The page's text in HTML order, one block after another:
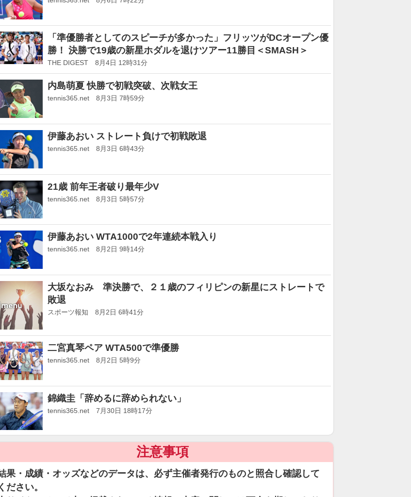
「準優勝者としてのスピーチが多かった」フリッツがDCオープン優
勝！ 決勝で19歳の新星ホダルを退けツアー11勝目＜SMASH＞
THE DIGEST 8月4日 12時31分
内島萌夏 快勝で初戦突破、次戦女王
tennis365.net 8月3日 7時59分
伊藤あおい ストレート負けで初戦敗退
tennis365.net 8月3日 6時43分
21歳 前年王者破り最年少V
tennis365.net 8月3日 5時57分
伊藤あおい WTA1000で2年連続本戦入り
tennis365.net 8月2日 9時14分
大坂なおみ 準決勝で、２１歳のフィリピンの新星にストレートで
敗退
スポーツ報知 8月2日 6時41分
二宮真琴ペア WTA500で準優勝
tennis365.net 8月2日 5時9分
錦織圭「辞めるに辞められない」
tennis365.net 7月30日 18時17分
注意事項
果・成績・オッズなどのデータは、必ず主催者発行のものと照合し確認して
ください。